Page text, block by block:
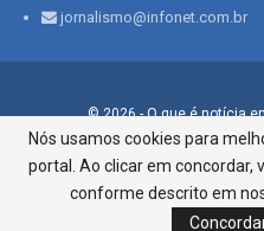
jornalismo@infonet.com.br
© 2026 - O que é notícia
Infonet - Rua Monsenhor
Aracaju-SE, CEP 49015-030,
Nós usamos cookies para
portal. Ao clicar em concordar,
conforme descrito em